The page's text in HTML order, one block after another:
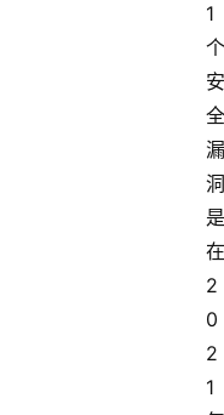
1
个
安
全
漏
洞
是
在
2
0
2
1